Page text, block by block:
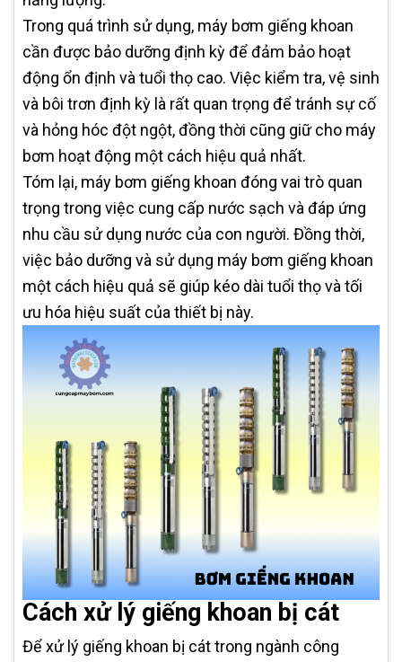
Trong quá trình sử dụng, máy bơm giếng khoan
cần được bảo dưỡng định kỳ để đảm bảo hoạt
động ổn định và tuổi thọ cao. Việc kiểm tra, vệ sinh
và bôi trơn định kỳ là rất quan trọng để tránh sự cố
và hỏng hóc đột ngột, đồng thời cũng giữ cho máy
bơm hoạt động một cách hiệu quả nhất.
Tóm lại, máy bơm giếng khoan đóng vai trò quan
trọng trong việc cung cấp nước sạch và đáp ứng
nhu cầu sử dụng nước của con người. Đồng thời,
việc bảo dưỡng và sử dụng máy bơm giếng khoan
một cách hiệu quả sẽ giúp kéo dài tuổi thọ và tối
ưu hóa hiệu suất của thiết bị này.
Cách xử lý giếng khoan bị cát
Để xử lý giếng khoan bị cát trong ngành công